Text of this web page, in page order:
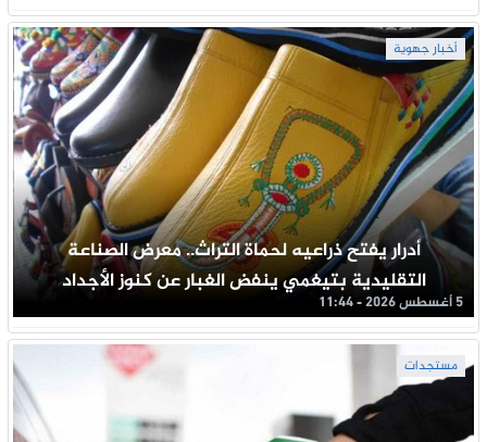
أخبار جهوية
أدرار يفتح ذراعيه لحماة التراث.. معرض الصناعة
التقليدية بتيغمي ينفض الغبار عن كنوز الأجداد
5 أغسطس 2026 - 11:44
مستجدات